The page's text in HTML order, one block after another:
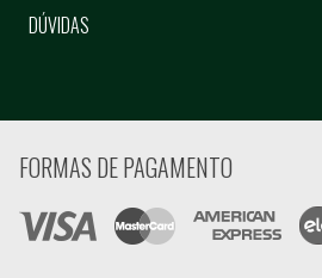
DÚVIDAS
FORMAS DE PAGAMENTO